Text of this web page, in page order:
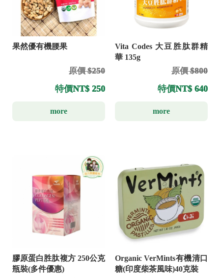
果然優有機腰果
原價 $250
特價NT$ 250
more
Vita Codes 大豆胜肽群精
華 135g
原價 $800
特價NT$ 640
more
膠原蛋白胜肽複方 250公克
瓶裝(多件優惠)
Organic VerMints有機清口
糖(印度柴茶風味)40克裝